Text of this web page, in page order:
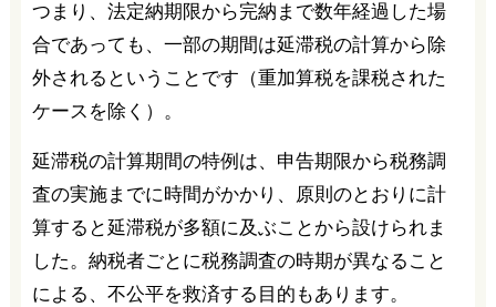
つまり、法定納期限から完納まで数年経過した場
合であっても、一部の期間は延滞税の計算から除
外されるということです（重加算税を課税された
ケースを除く）。
延滞税の計算期間の特例は、申告期限から税務調
査の実施までに時間がかかり、原則のとおりに計
算すると延滞税が多額に及ぶことから設けられま
した。納税者ごとに税務調査の時期が異なること
による、不公平を救済する目的もあります。